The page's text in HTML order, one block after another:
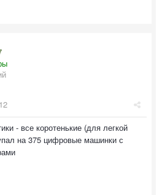
- все коротенькие (для легкой
на 375 цифровые машинки с